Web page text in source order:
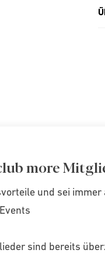
more
und sei
sind bereits